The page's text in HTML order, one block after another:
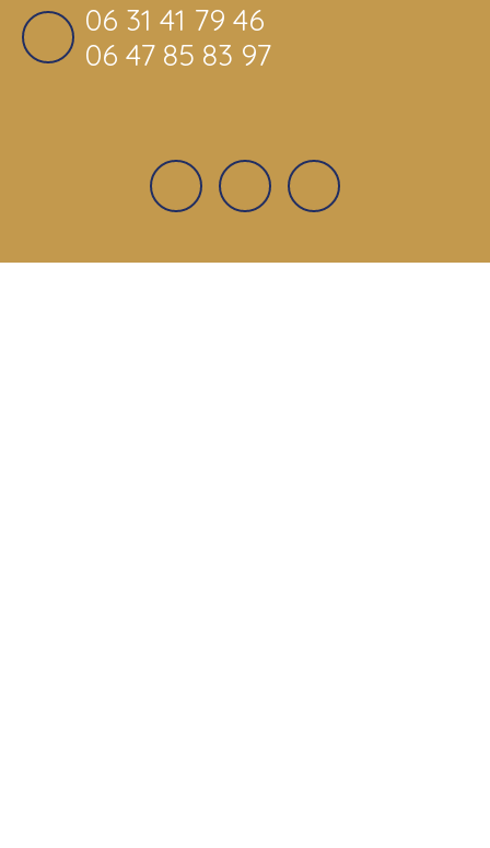
06 31 41 79 46
06 47 85 83 97